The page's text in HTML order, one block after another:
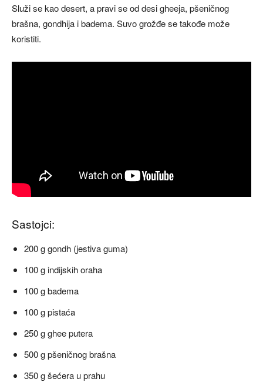
Služi se kao desert, a pravi se od desi gheeja, pšeničnog
brašna, gondhija i badema. Suvo grožđe se takođe može
koristiti.
Sastojci:
200 g gondh (jestiva guma)
100 g indijskih oraha
100 g badema
100 g pistaća
250 g ghee putera
500 g pšeničnog brašna
350 g šećera u prahu